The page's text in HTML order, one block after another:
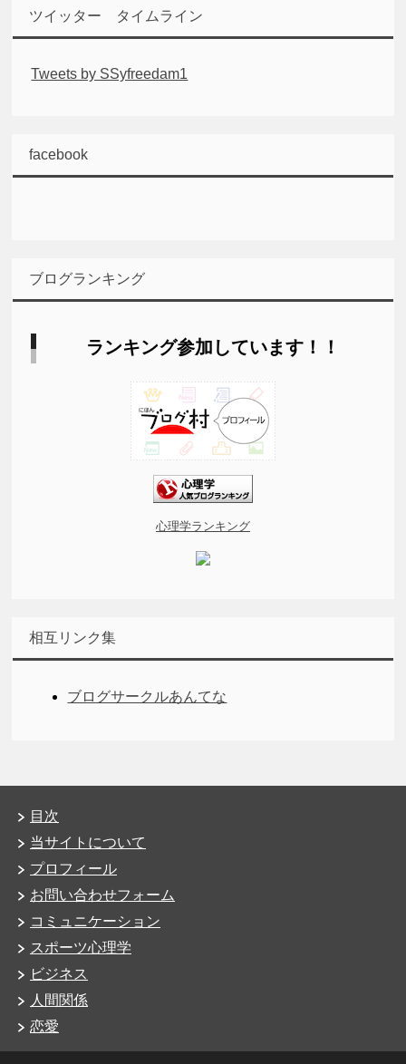
ツイッター タイムライン
Tweets by SSyfreedam1
facebook
ブログランキング
ランキング参加しています！！
心理学ランキング
相互リンク集
ブログサークルあんてな
目次
当サイトについて
プロフィール
お問い合わせフォーム
コミュニケーション
スポーツ心理学
ビジネス
人間関係
恋愛